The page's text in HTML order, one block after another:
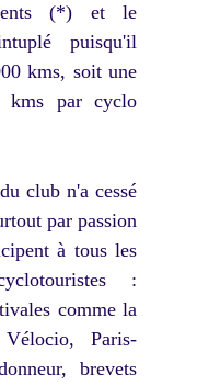
(*) et le
puisqu'il
kms, soit une
kms par cyclo
club n'a cessé
par passion
à tous les
:
comme la
Paris-
brevets